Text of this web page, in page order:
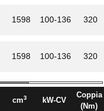
1598 100-136 320
1598 100-136 320
cm3 kW-CV
Coppia
(Nm)